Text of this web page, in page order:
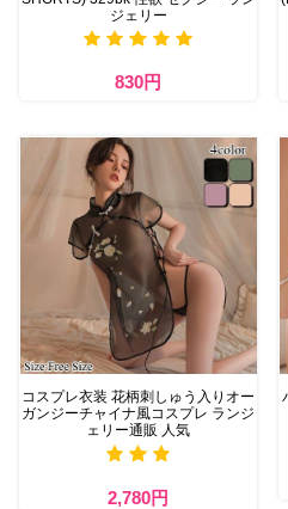
ジェリー
830円
コスプレ衣装 花柄刺しゅう入りオー
ガンジーチャイナ風コスプレ ランジ
ェリー通販 人気
2,780円